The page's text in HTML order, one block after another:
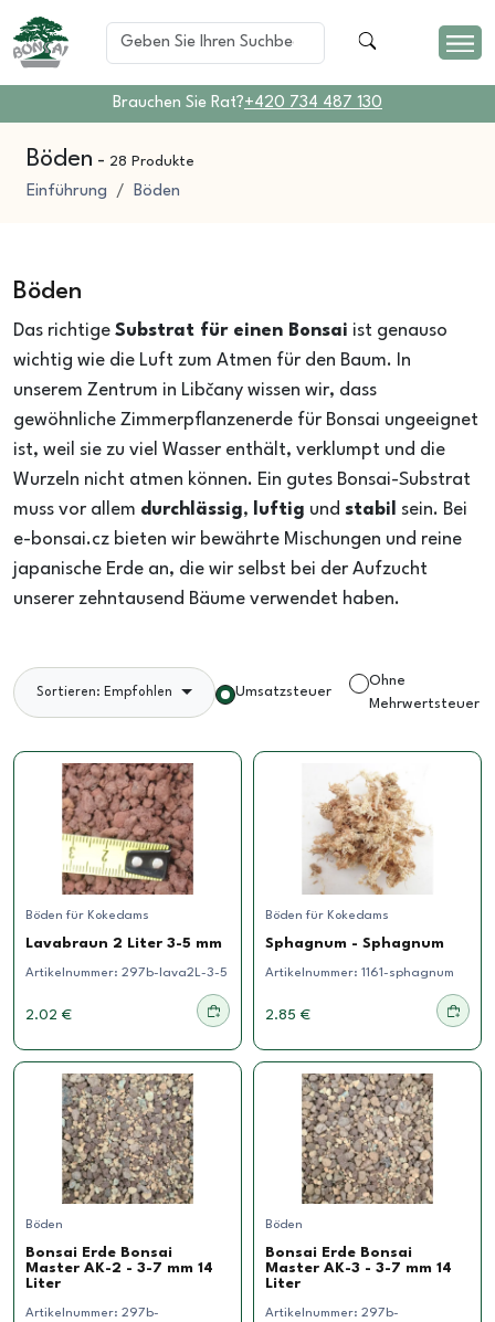
Brauchen Sie Rat?+420 734 487 130
Böden - 28 Produkte
Einführung Böden
Böden
Das richtige Substrat für einen Bonsai ist genauso
wichtig wie die Luft zum Atmen für den Baum. In
unserem Zentrum in Libčany wissen wir, dass
gewöhnliche Zimmerpflanzenerde für Bonsai ungeeignet
ist, weil sie zu viel Wasser enthält, verklumpt und die
Wurzeln nicht atmen können. Ein gutes Bonsai-Substrat
muss vor allem durchlässig, luftig und stabil
sein. Bei
e-bonsai.cz bieten wir bewährte Mischungen und reine
japanische Erde an, die wir selbst bei der Aufzucht
unserer zehntausend Bäume verwendet haben.
Sortieren: Empfohlen Umsatzsteuer
Ohne
Mehrwertsteuer
Böden für Kokedams
Lavabraun 2 Liter 3-5 mm
Artikelnummer: 297b-lava2L-3-5
2.02 €
Böden für Kokedams
Sphagnum - Sphagnum
Artikelnummer: 1161-sphagnum
2.85 €
Böden
Bonsai Erde Bonsai
Master AK-2 - 3-7 mm 14
Liter
Artikelnummer: 297b-
Böden
Bonsai Erde Bonsai
Master AK-3 - 3-7 mm 14
Liter
Artikelnummer: 297b-